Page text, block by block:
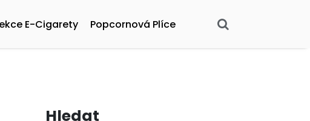
E-Cigarety Popcornová Plíce
Hledat